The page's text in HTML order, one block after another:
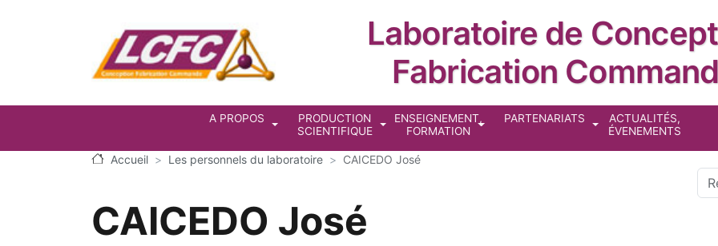
Laboratoire de
Fabrication
Navigation principale
A PROPOS
PRODUCTION
SCIENTIFIQUE
ENSEIGNEMENT,
FORMATION
PARTENARIATS
ACTUALITÉS,
ÉVENEMENTS
Accueil Les personnels du laboratoire CAICEDO José
CAICEDO José